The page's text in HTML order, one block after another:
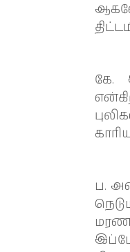
கே.
ப.